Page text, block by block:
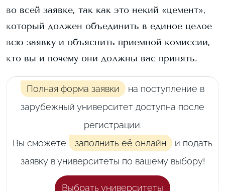
во всей заявке, так как это некий «цемент»,
который должен объединить в единое целое
всю заявку и объяснить приемной комиссии,
кто вы и почему они должны вас принять.
Полная форма заявки
на поступление в
зарубежный университет доступна после
регистрации.
Вы сможете
заполнить её онлайн
и подать
заявку в университеты по вашему выбору!
Выбрать университеты